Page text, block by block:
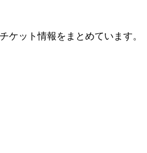
ケット情報をまとめています。